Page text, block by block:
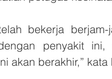
penyakit
akan berakhir,” kata